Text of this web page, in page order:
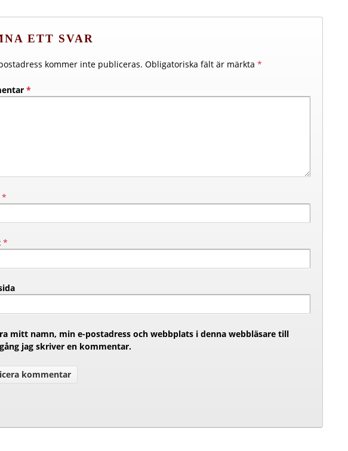
ETT SVAR
kommer inte publiceras. Obligatoriska fält är märkta *
*
*
*
mitt namn, min e-postadress och webbplats i denna webbläsare till
jag skriver en kommentar.